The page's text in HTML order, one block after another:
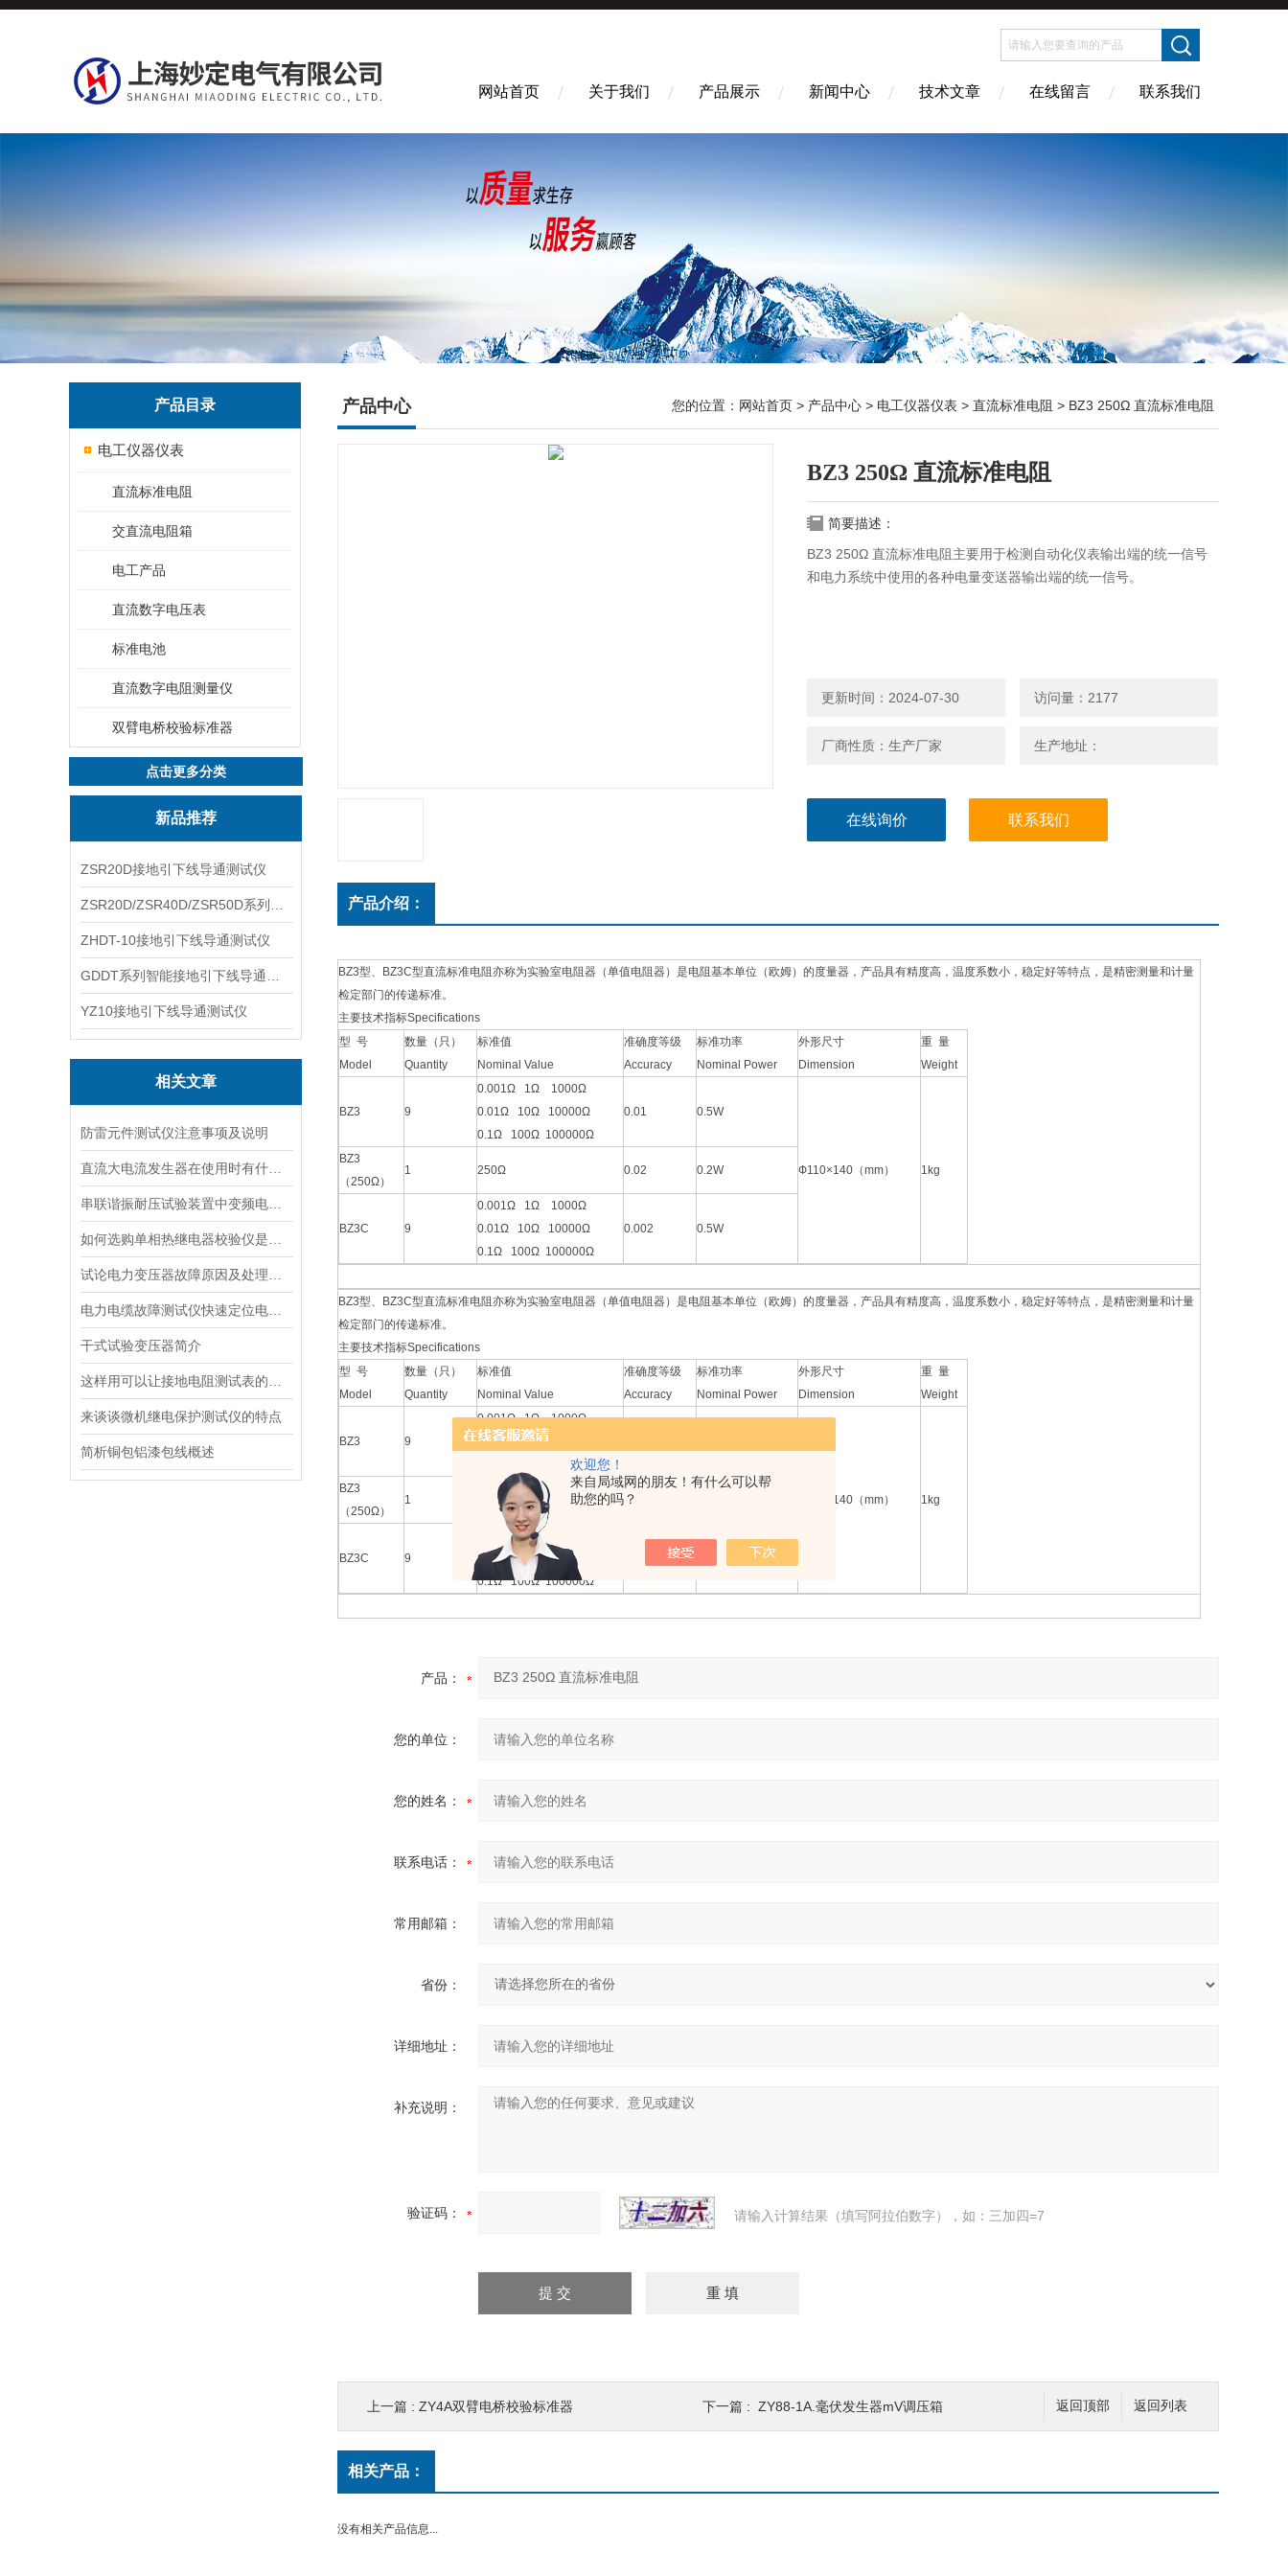
欢迎您！
来自局域网的朋友！有什么可以帮
助您的吗？
网站首页 关于我们 产品展示 新闻中心 技术文章 在线留言 联系我们
产品目录
电工仪器仪表
直流标准电阻
交直流电阻箱
电工产品
直流数字电压表
标准电池
直流数字电阻测量仪
双臂电桥校验标准器
点击更多分类
新品推荐
ZSR20D接地引下线导通测试仪
ZHDT-10接地引下线导通测试仪
YZ10接地引下线导通测试仪
相关文章
防雷元件测试仪注意事项及说明
干式试验变压器简介
来谈谈微机继电保护测试仪的特点
简析铜包铝漆包线概述
产品中心 您的位置： 网站首页 > 产品中心 > 电工仪器仪表 > 直流标准电阻 > BZ3 250Ω 直流标准电阻
BZ3 250Ω 直流标准电阻
简要描述：
BZ3 250Ω 直流标准电阻主要用于检测自动化仪表输出端的统一信号
和电力系统中使用的各种电量变送器输出端的统一信号。
更新时间：2024-07-30 访问量：2177
厂商性质：生产厂家 生产地址：
在线询价 联系我们
产品介绍：
BZ3型、BZ3C型直流标准电阻亦称为实验室电阻器（单值电阻器）是电阻基本单位（欧姆）的度量器，产品具有精度高，温度系数小，稳定好等特点，是精密测量和计量
检定部门的传递标准。
主要技术指标Specifications
型 号
Model
数量（只）
Quantity
标准值
Nominal Value
准确度等级
Accuracy
标准功率
Nominal Power
外形尺寸
Dimension
重 量
Weight
BZ3 9
0.001Ω 1Ω 1000Ω
0.01Ω 10Ω 10000Ω
0.1Ω 100Ω 100000Ω
0.01 0.5W
Ф110×140（mm） 1kg
BZ3
（250Ω）
1 250Ω 0.02 0.2W
BZ3C 9
0.001Ω 1Ω 1000Ω
0.01Ω 10Ω 10000Ω
0.1Ω 100Ω 100000Ω
0.002 0.5W
BZ3型、BZ3C型直流标准电阻亦称为实验室电阻器（单值电阻器）是电阻基本单位（欧姆）的度量器，产品具有精度高，温度系数小，稳定好等特点，是精密测量和计量
检定部门的传递标准。
主要技术指标Specifications
型 号
Model
数量（只）
Quantity
标准值
Nominal Value
准确度等级
Accuracy
标准功率
Nominal Power
外形尺寸
Dimension
重 量
Weight
BZ3 9
0.001Ω 1Ω 1000Ω
0.01Ω 10Ω 10000Ω
0.1Ω 100Ω 100000Ω
Ф110×140（mm） 1kg
BZ3
（250Ω）
1 250Ω 0.02
BZ3C 9
0.001Ω 1Ω 1000Ω
0.01Ω 10Ω 10000Ω
0.1Ω 100Ω 100000Ω
产品：
您的单位：
您的姓名：
联系电话：
常用邮箱：
省份：
详细地址：
补充说明：
验证码： 请输入计算结果（填写阿拉伯数字），如：三加四=7
返回列表
返回顶部
上一篇 : ZY4A双臂电桥校验标准器 下一篇 : ZY88-1A.毫伏发生器mV调压箱
相关产品：
没有相关产品信息...